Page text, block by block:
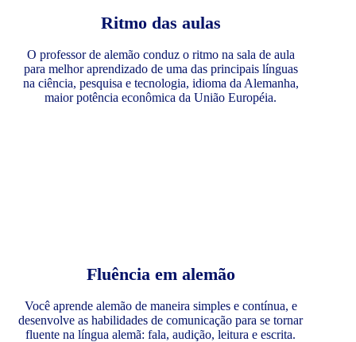
Ritmo das aulas
O professor de alemão conduz o ritmo na sala de aula
para melhor aprendizado de uma das principais línguas
na ciência, pesquisa e tecnologia, idioma da Alemanha,
maior potência econômica da União Européia.
Fluência em alemão
Você aprende alemão de maneira simples e contínua, e
desenvolve as habilidades de comunicação para se tornar
fluente na língua alemã: fala, audição, leitura e escrita.